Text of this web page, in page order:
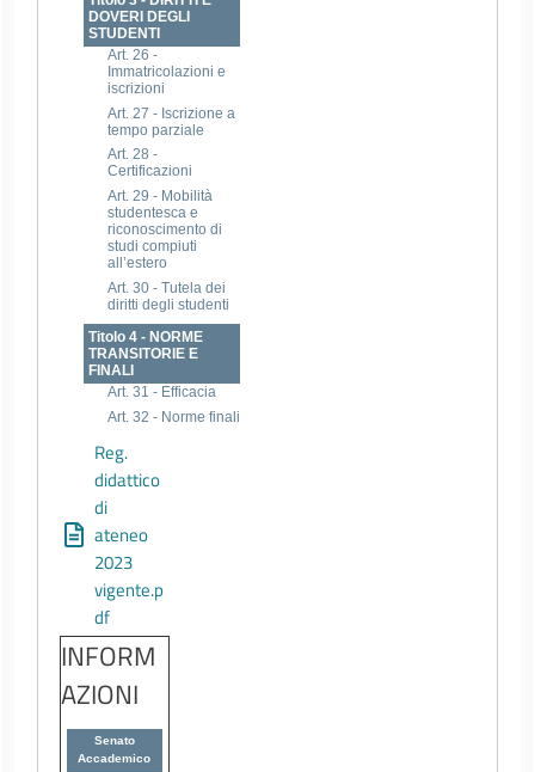
DOVERI DEGLI
STUDENTI
Art. 26 -
Immatricolazioni e
iscrizioni
Art. 27 - Iscrizione a
tempo parziale
Art. 28 -
Certificazioni
Art. 29 - Mobilità
studentesca e
riconoscimento di
studi compiuti
all’estero
Art. 30 - Tutela dei
diritti degli studenti
Titolo 4 - NORME
TRANSITORIE E
FINALI
Art. 31 - Efficacia
Art. 32 - Norme finali
Reg.
didattico
di
ateneo
2023
vigente.p
df
INFORM
AZIONI
Senato
Accademico